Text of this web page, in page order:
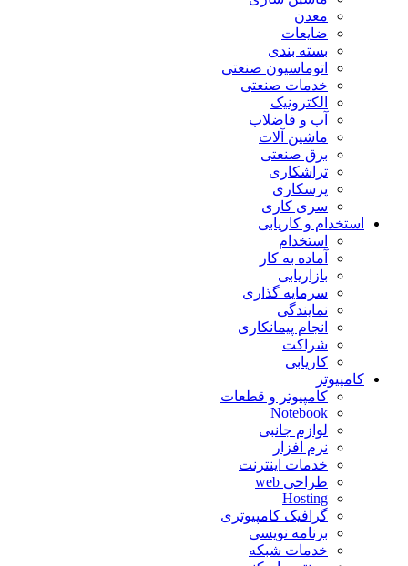
معدن
ضایعات
بسته بندی
اتوماسیون صنعتی
خدمات صنعتی
الکترونیک
آب و فاضلاب
ماشین آلات
برق صنعتی
تراشکاری
پرسکاری
سری کاری
استخدام و کاریابی
استخدام
آماده به کار
بازاریابی
سرمایه گذاری
نمایندگی
انجام پیمانکاری
شراکت
کاریابی
کامپیوتر
کامپیوتر و قطعات
Notebook
لوازم جانبی
نرم افزار
خدمات اینترنت
طراحی web
Hosting
گرافیک کامپیوتری
برنامه نویسی
خدمات شبکه